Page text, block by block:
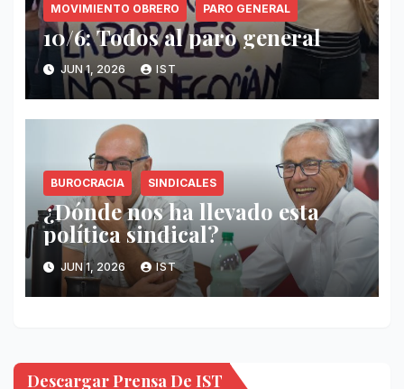
MOVIMIENTO OBRERO PARO GENERAL
10/6: Todos al paro general
JUN 1, 2026 IST
BUROCRACIA SINDICALES
¿Dónde nos ha llevado esta
política sindical?
JUN 1, 2026 IST
Descargar Prensa De IST